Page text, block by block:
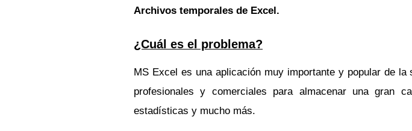
Archivos temporales de Excel.
¿Cuál es el problema?
MS Excel es una aplicación muy importante y popular de
profesionales y comerciales para almacenar una gran
estadísticas y mucho más.